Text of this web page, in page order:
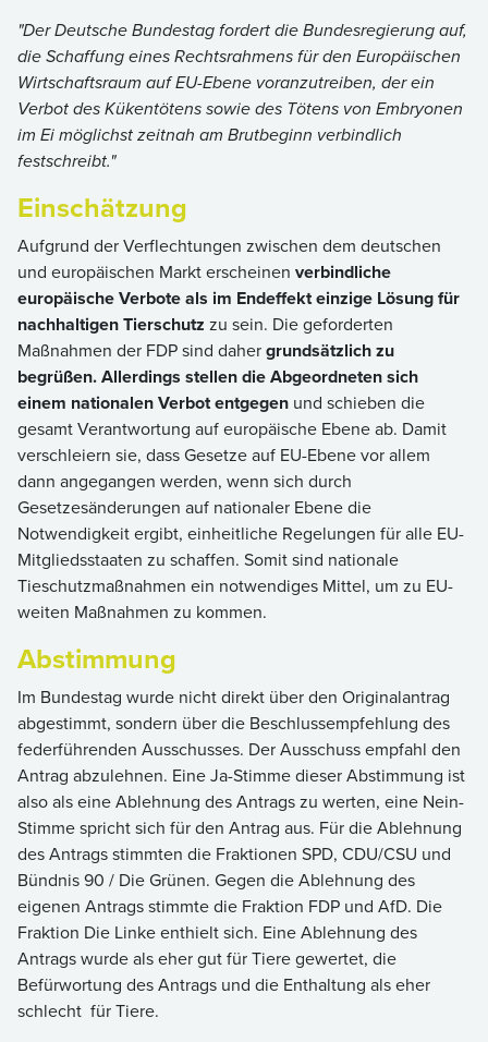
"Der Deutsche Bundestag fordert die Bundesregierung auf,
die Schaffung eines Rechtsrahmens für den Europäischen
Wirtschaftsraum auf EU-Ebene voranzutreiben, der ein
Verbot des Kükentötens sowie des Tötens von Embryonen
im Ei möglichst zeitnah am Brutbeginn verbindlich
festschreibt."
Einschätzung
Aufgrund der Verflechtungen zwischen dem deutschen
und europäischen Markt erscheinen verbindliche
europäische Verbote als im Endeffekt einzige Lösung für
nachhaltigen Tierschutz zu sein. Die geforderten
Maßnahmen der FDP sind dahergrundsätzlich zu
begrüßen.Allerdings stellen die Abgeordneten sich
einem nationalen Verbot entgegen und schieben die
gesamt Verantwortung auf europäische Ebene ab. Damit
verschleiern sie, dass Gesetze auf EU-Ebene vor allem
dann angegangen werden, wenn sich durch
Gesetzesänderungen auf nationaler Ebene die
Notwendigkeit ergibt, einheitliche Regelungen für alle EU-
Mitgliedsstaaten zu schaffen. Somit sind nationale
Tieschutzmaßnahmen ein notwendiges Mittel, um zu EU-
weiten Maßnahmen zu kommen.
Abstimmung
Im Bundestag wurde nicht direkt über den Originalantrag
abgestimmt, sondern über die Beschlussempfehlung des
federführenden Ausschusses. Der Ausschuss empfahl den
Antrag abzulehnen. Eine Ja-Stimme dieser Abstimmung ist
also als eine Ablehnung des Antrags zu werten, eine Nein-
Stimme spricht sich für den Antrag aus. Für die Ablehnung
des Antrags stimmten die Fraktionen SPD, CDU/CSU und
Bündnis 90 / Die Grünen. Gegen die Ablehnung des
eigenen Antrags stimmte die Fraktion FDP und AfD. Die
Fraktion Die Linke enthielt sich. Eine Ablehnung des
Antrags wurde als eher gut für Tiere gewertet, die
Befürwortung des Antrags und die Enthaltung als eher
schlecht für Tiere.